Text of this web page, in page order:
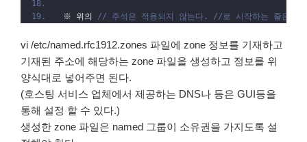
※ 위의 // 주석은 적용되지 않는다. //로 시작하는 줄은 모
vi /etc/named.rfc1912.zones 파일에 zone 정보를 기재하고
기재된 주소에 해당하는 zone 파일을 생성하고 정보를 위
양식대로 넣어주면 된다.
(호스팅 서비스 업체에서 제공하는 DNS나 등은 GUI등을
통해 설정 할 수 있다.)
생성한 zone 파일은 named 그룹이 소유권을 가지도록 설